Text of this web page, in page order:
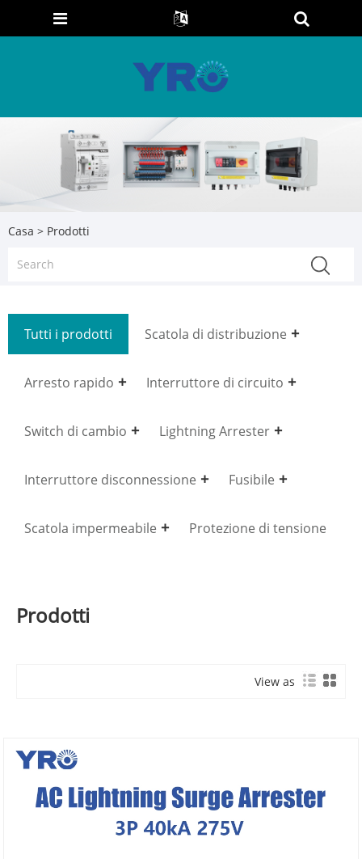
Casa > Prodotti
Tutti i prodotti Scatola di distribuzione
Arresto rapido Interruttore di circuito
Switch di cambio Lightning Arrester
Interruttore disconnessione Fusibile
Scatola impermeabile Protezione di tensione
Prodotti
View as